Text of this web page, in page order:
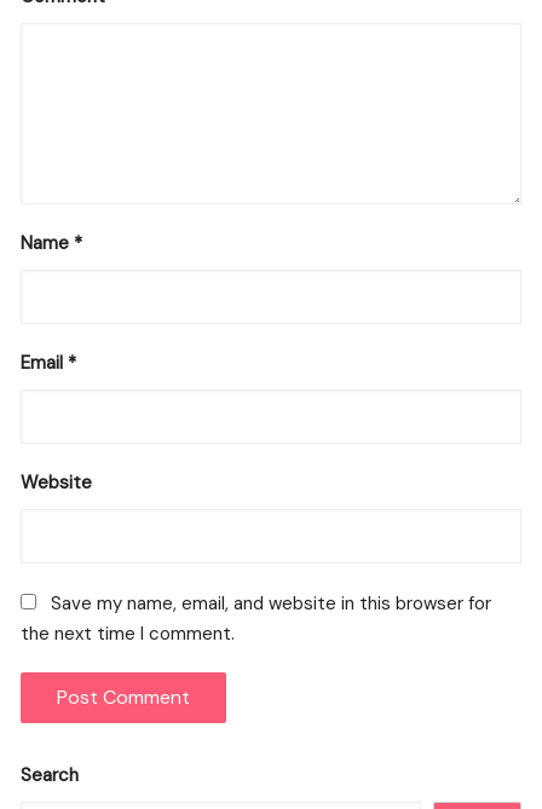
Name *
Email *
Website
Save my name, email, and website in this browser for
the next time I comment.
Search